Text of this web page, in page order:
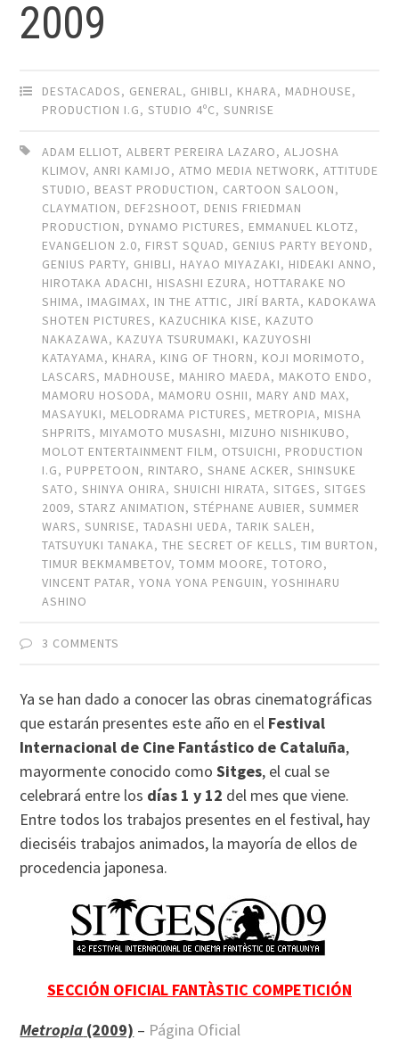
2009
DESTACADOS, GENERAL, GHIBLI, KHARA, MADHOUSE,
PRODUCTION I.G,STUDIO 4ºC,SUNRISE
ADAM ELLIOT,ALBERT PEREIRA LAZARO,ALJOSHA
KLIMOV,ANRI KAMIJO,ATMO MEDIA NETWORK,ATTITUDE
STUDIO, BEAST PRODUCTION, CARTOON SALOON,
CLAYMATION, DEF2SHOOT, DENIS FRIEDMAN
PRODUCTION, DYNAMO PICTURES, EMMANUEL KLOTZ,
EVANGELION 2.0, FIRST SQUAD, GENIUS PARTY BEYOND,
GENIUS PARTY, GHIBLI, HAYAO MIYAZAKI, HIDEAKI ANNO,
HIROTAKA ADACHI, HISASHI EZURA, HOTTARAKE NO
SHIMA, IMAGIMAX, IN THE ATTIC, JIRÍ BARTA, KADOKAWA
SHOTEN PICTURES, KAZUCHIKA KISE, KAZUTO
NAKAZAWA, KAZUYA TSURUMAKI, KAZUYOSHI
KATAYAMA, KHARA, KING OF THORN, KOJI MORIMOTO,
LASCARS, MADHOUSE, MAHIRO MAEDA, MAKOTO ENDO,
MAMORU HOSODA, MAMORU OSHII, MARY AND MAX,
MASAYUKI, MELODRAMA PICTURES, METROPIA, MISHA
SHPRITS, MIYAMOTO MUSASHI, MIZUHO NISHIKUBO,
MOLOT ENTERTAINMENT FILM, OTSUICHI, PRODUCTION
I.G, PUPPETOON, RINTARO,SHANE ACKER,SHINSUKE
SATO,SHINYA OHIRA,SHUICHI HIRATA,SITGES,SITGES
2009,STARZ ANIMATION,STÉPHANE AUBIER,SUMMER
WARS,SUNRISE,TADASHI UEDA,TARIK SALEH,
TATSUYUKI TANAKA,THE SECRET OF KELLS,TIM BURTON,
TIMUR BEKMAMBETOV,TOMM MOORE,TOTORO,
VINCENT PATAR,YONA YONA PENGUIN,YOSHIHARU
ASHINO
3 COMMENTS
Ya se han dado a conocer las obras cinematográficas
que estarán presentes este año en el Festival
Internacional de Cine Fantástico de Cataluña,
mayormente conocido comoSitges, el cual se
celebrará entre los días 1 y 12 del mes que viene.
Entre todos los trabajos presentes en el festival, hay
dieciséis trabajos animados, la mayoría de ellos de
procedencia japonesa.
SECCIÓN OFICIAL FANTÀSTIC COMPETICIÓN
Metropia (2009) – Página Oficial